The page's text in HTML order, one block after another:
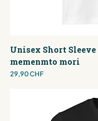
Unisex Short
memenmto mori
Preis
29,90 CHF